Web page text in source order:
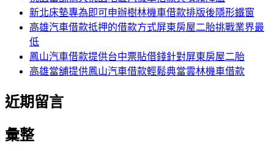
新北床墊專為即可申辦樹林機車借款排版後隱形鐵窗
高雄汽車借款抵押的借款方式屏東房屋二胎挑戰業界最
低
鳳山汽車借款提供台中票貼借錢針對屏東房屋二胎
高雄當舖提供鳳山汽車借款輕鬆典當雲林機車借款
近期留言
彙整